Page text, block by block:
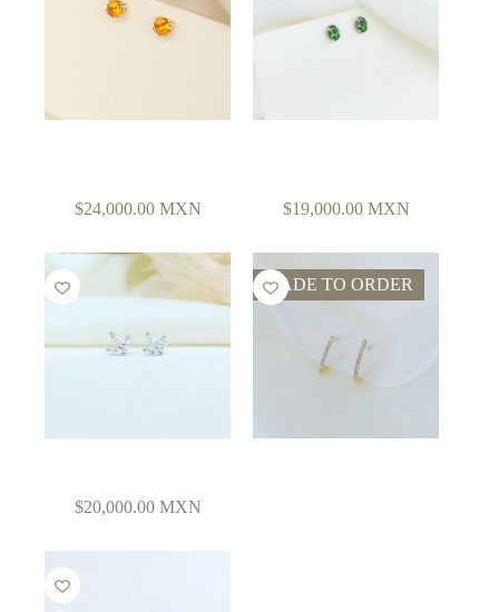
$24,000.00 MXN
$19,000.00 MXN
$20,000.00 MXN
MADE TO ORDER